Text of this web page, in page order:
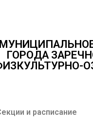
ГОРОДА
и расписание